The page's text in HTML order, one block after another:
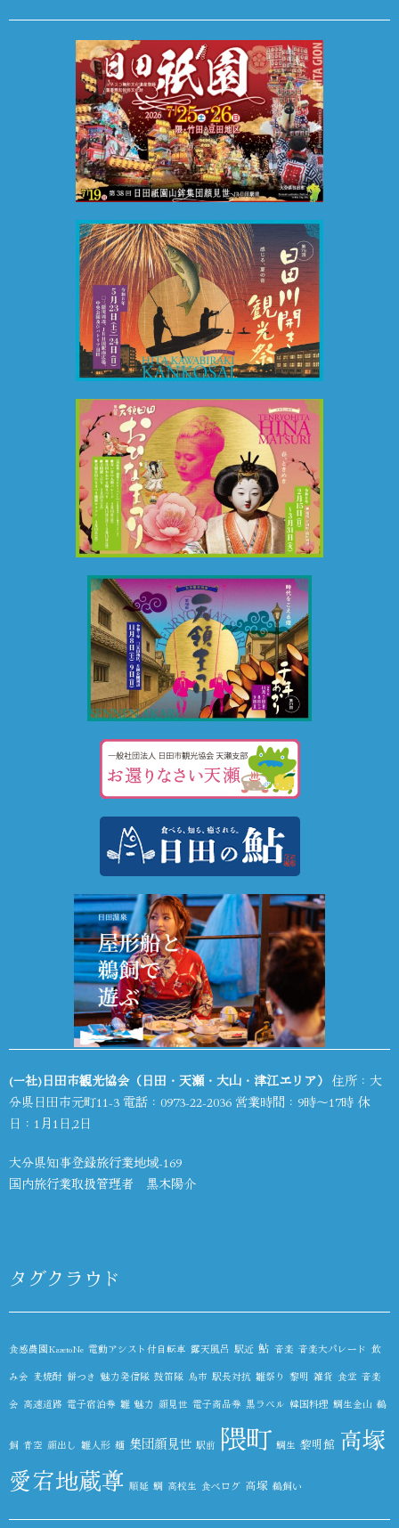
(一社)日田市観光協会（日田・天瀬・大山・津江エリア） 住所：大
分県日田市元町11-3 電話： 0973-22-2036 営業時間：9時～17時 休
日：1月1日,2日
大分県知事登録旅行業地域-169
国内旅行業取扱管理者 黒木陽介
タグクラウド
食感農園KazetoNe 電動アシスト付自転車 露天風呂 駅近 鮎 音楽 音楽大パレード 飲
み会 麦焼酎 餅つき 魅力発信隊 鼓笛隊 鳥市 駅長対抗 雛祭り 黎明 雑貨 食堂 音楽
会 高速道路 電子宿泊券 雛 魅力 顔見世 電子商品券 黒ラベル 韓国料理 鯛生金山 鵜
飼 青空 顔出し 雛人形 麺 集団顔見世 駅前 隈町 鯛生 黎明館 高塚
愛宕地蔵尊 順延 鯛 高校生 食べログ 高塚 鵜飼い